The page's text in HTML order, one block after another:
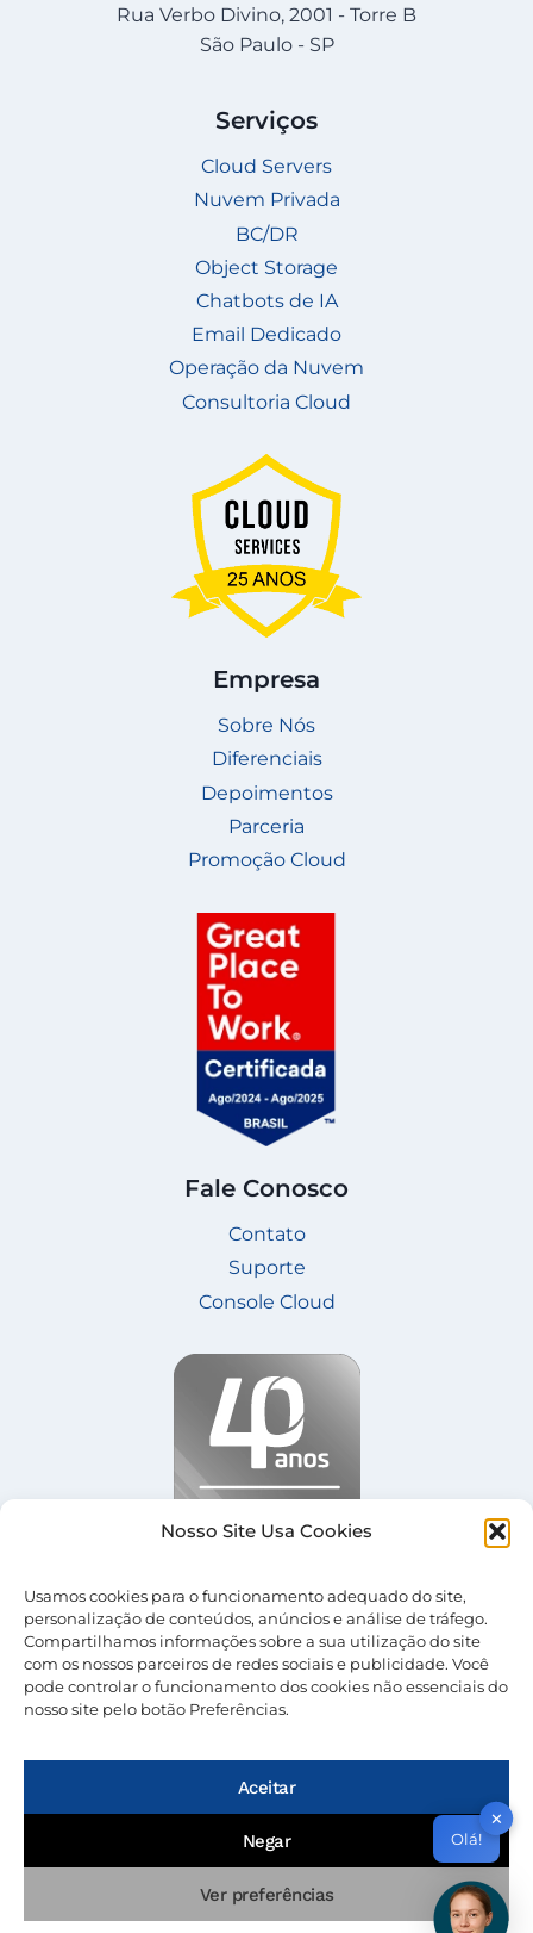
Nosso Site Usa Cookies
Usamos cookies para o funcionamento adequado do site,
personalização de conteúdos, anúncios e análise de tráfego.
Compartilhamos informações sobre a sua utilização do site
com os nossos parceiros de redes sociais e publicidade. Você
pode controlar o funcionamento dos cookies não essenciais do
nosso site pelo botão Preferências.
Aceitar
Negar
Ver preferências
Rua Verbo Divino, 2001 - Torre B
São Paulo - SP
Serviços
Cloud Servers
Nuvem Privada
BC/DR
Object Storage
Chatbots de IA
Email Dedicado
Operação da Nuvem
Consultoria Cloud
Empresa
Sobre Nós
Diferenciais
Depoimentos
Parceria
Promoção Cloud
Fale Conosco
Contato
Suporte
Console Cloud
© 2026 Nevolus |Termos de Uso
✕
Olá!